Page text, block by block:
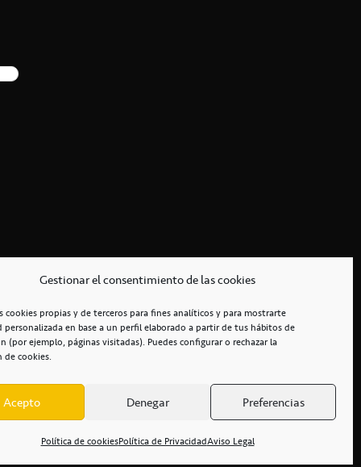
Gestionar el consentimiento de las cookies
cookies propias y de terceros para fines analíticos y para mostrarte
personalizada en base a un perfil elaborado a partir de tus hábitos de
(por ejemplo, páginas visitadas). Puedes configurar o rechazar la
cookies.
Acepto Denegar Preferencias
Política de cookiesPolítica de PrivacidadAviso Legal
/ ACCESIBILIDAD